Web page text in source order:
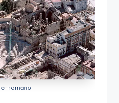
romano